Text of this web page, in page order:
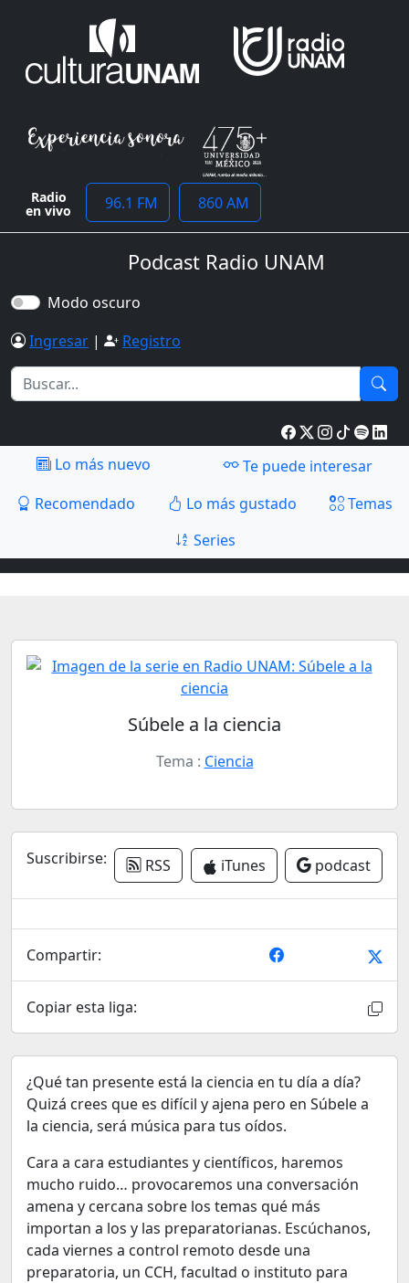
Radio
en vivo 96.1 FM 860 AM
Podcast Radio UNAM
Modo oscuro
Ingresar | Registro
Lo más nuevo
Te puede interesar
Recomendado
Lo más gustado
Temas
Series
Súbele a la ciencia
Tema : Ciencia
Suscribirse: RSS iTunes podcast
Compartir:
Copiar esta liga:
¿Qué tan presente está la ciencia en tu día a día?
Quizá crees que es difícil y ajena pero en Súbele a
la ciencia, será música para tus oídos.
Cara a cara estudiantes y científicos, haremos
mucho ruido… provocaremos una conversación
amena y cercana sobre los temas qué más
importan a los y las preparatorianas. Escúchanos,
cada viernes a control remoto desde una
preparatoria, un CCH, facultad o instituto para